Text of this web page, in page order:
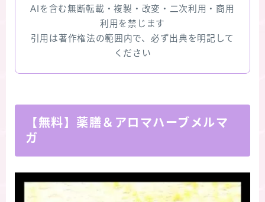
AIを含む無断転載・複製・改変・二次利用・商用
利用を禁じます
引用は著作権法の範囲内で、必ず出典を明記して
ください
【無料】薬膳＆アロマハーブメルマ
ガ